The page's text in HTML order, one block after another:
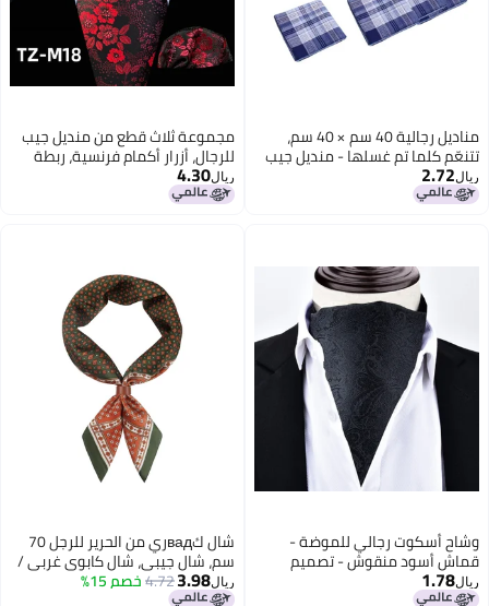
مناديل رجالية 40 سم × 40 سم،
تتنعّم كلما تم غسلها - منديل جيب
بمعالجة مقاومة للبقع، قابل لإعادة
الاستخدام للأحداث الرسمية والأعياد
ريال2.72
مجموعة ثلاث قطع من منديل جيب
للرجال، أزرار أكمام فرنسية، ربطة
عنق، مصنوعة من قماش جاكار
عالي الكثافة من خيوط البوليستر
ريال4.30
وشاح أسكوت رجالي للموضة -
قماش أسود منقوش - تصميم
هندسي جريء - إكسسوار أنيق -
ريال1.78
شال كвадري من الحرير للرجل 70
سم، شال جيبي، شال كابوي غربي /
خضراء جيشية
ريال3.98
4.72خصم 15%